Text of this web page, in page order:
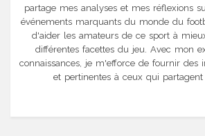
partage mes analyses et mes réflexions
événements marquants du monde du
d'aider les amateurs de ce sport à
différentes facettes du jeu. Avec mon
connaissances, je m'efforce de fournir des
et pertinentes à ceux qui partagent